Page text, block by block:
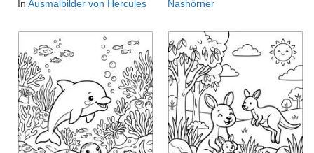
In Ausmalbilder von Hercules Nashörner